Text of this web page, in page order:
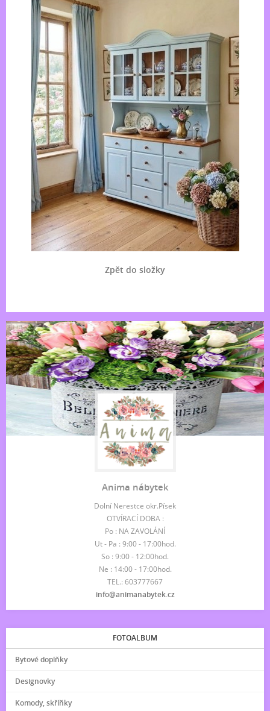
Zpět do složky
Anima nábytek
Dolní Nerestce okr.Písek
OTVÍRACÍ DOBA :
Po : NA ZAVOLÁNÍ
Ut - Pa : 9:00 - 17:00hod.
So : 9:00 - 12:00hod.
Ne : 14:00 - 17:00hod.
TEL.: 603777667
info@animanabytek.cz
FOTOALBUM
Bytové doplňky
Designovky
Komody, skříňky